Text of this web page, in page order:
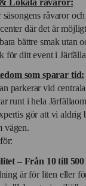
Lokala råvaror:
råvaror
där det är
bättre smak utan
för ditt event i
som sparar tid:
parkerar vid
runt i hela
gör att vi aldrig
vägen.
– Från 10 till
är för liten eller